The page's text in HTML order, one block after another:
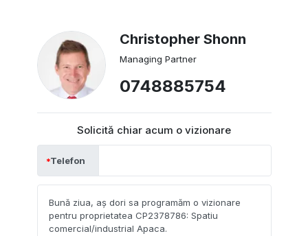
Christopher Shonn
Managing Partner
0748885754
Solicită chiar acum o vizionare
Telefon